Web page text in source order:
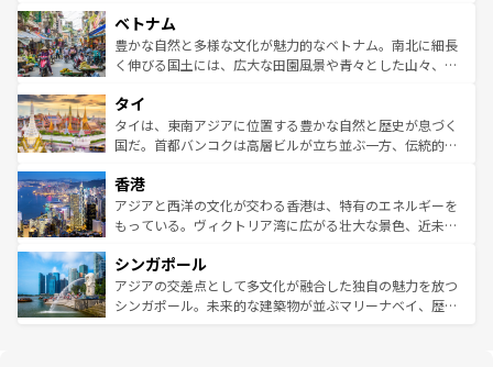
参照してほしい。
容にもいいと評判のスイーツなど、バラエティ豊かな料理
が味わえる。 なお、新着の台湾情報は コンテンツ一覧を参
照してほしい。
き、地方に足を延ばせば四季折々の自然美を楽しむことが
できる。そして、キムチや焼肉、絶品のストリートフード
まで、さまざまな韓国料理が待っている。夜には、韓国な
リティに包まれながら、韓国の多彩な魅力を心ゆくまで味
わってみてほしい。 なお、新着の韓国情報はコンテンツ一
覧を参照してほしい。
ベトナム
豊かな自然と多様な文化が魅力的なベトナム。南北に細長
く伸びる国土には、広大な田園風景や青々とした山々、世
急速な発展と共に伝統が息づく。ハノイの古い町並みやホ
ーチミン市のフランス統治時代の建物も、独特の雰囲気を
醸し出している。また、バラエティの豊かさとおいしさで
とつ。フォーやバインミー、ベトナムコーヒーなどは、ぜ
ひ現地で味わいたい。どの地域を訪れてもあたたかい人々
が旅行者を迎えてくれるので、きっと忘れられない旅にな
参照してほしい。
タイ
タイは、東南アジアに位置する豊かな自然と歴史が息づく
国だ。首都バンコクは高層ビルが立ち並ぶ一方、伝統的な
の活気が交差している。北部ではチェンマイなどの山岳地
帯で自然と触れ合い、南部ではプーケットやクラビの美し
いビーチでリゾート気分を楽しむことができる。タイ料理
激する。気候は一年中温暖で、どの季節にも異なる楽しみ
が待っている。親しみやすいタイの人々、仏教を中心とし
た文化、そして多様な観光資源が、訪れる旅人を魅了し続
香港
アジアと西洋の文化が交わる香港は、特有のエネルギーを
もっている。ヴィクトリア湾に広がる壮大な景色、近未来
み、どこを訪れても感動するはず。観光スポットが密集し
ており、効率よく見どころを回れるのも魅力。息をのむよ
うな絶景から文化的な体験まで、香港を存分に楽しみ尽く
シンガポール
アジアの交差点として多文化が融合した独自の魅力を放つ
シンガポール。未来的な建築物が並ぶマリーナベイ、歴史